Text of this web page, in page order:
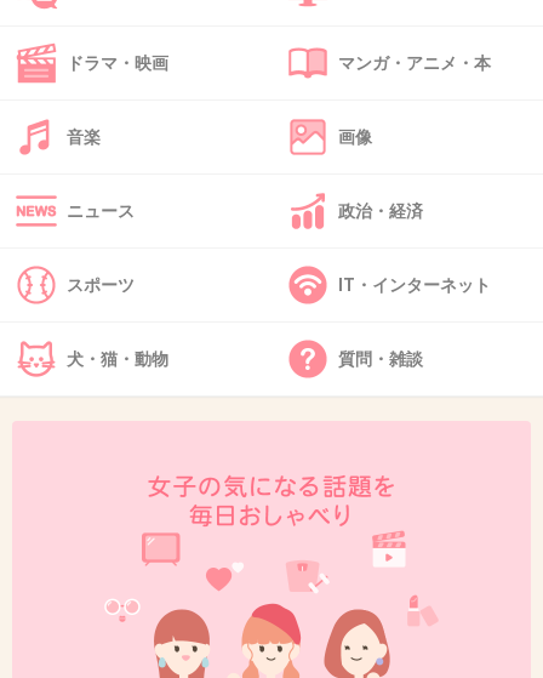
最近スキャンダル続きだったから、早く退任さ
せたかったんじゃない
48. 匿名
福岡市民です。
カワイイ区とか福岡では全く
浸透？してなかったし
いい迷惑。指原もHKTに来るしで
+52
2013/02/19(火) 16:48:47
あっはっはっはひゃぁ～～(^○^)
ぐらたん！あっ、間違った…くだらん！
ドラマ・映画 マンガ・アニメ・本
音楽 画像
ニュース 政治・経済
スポーツ IT・インターネット
犬・猫・動物 質問・雑談